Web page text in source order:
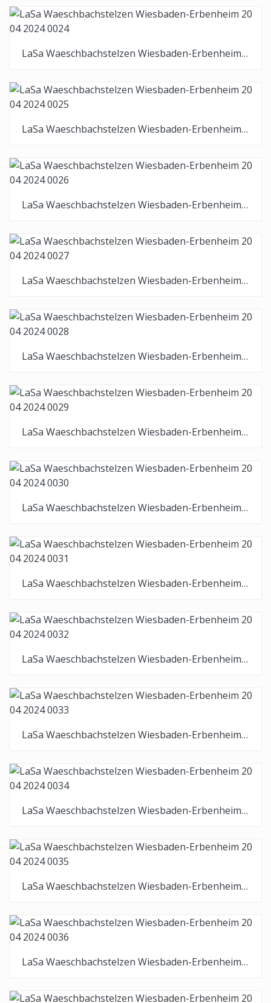
LaSa Waeschbachstelzen Wiesbaden-Erbenheim 20 04 2024 0024
LaSa Waeschbachstelzen Wiesbaden-Erbenheim 20 04 2024 0025
LaSa Waeschbachstelzen Wiesbaden-Erbenheim 20 04 2024 0026
LaSa Waeschbachstelzen Wiesbaden-Erbenheim 20 04 2024 0027
LaSa Waeschbachstelzen Wiesbaden-Erbenheim 20 04 2024 0028
LaSa Waeschbachstelzen Wiesbaden-Erbenheim 20 04 2024 0029
LaSa Waeschbachstelzen Wiesbaden-Erbenheim 20 04 2024 0030
LaSa Waeschbachstelzen Wiesbaden-Erbenheim 20 04 2024 0031
LaSa Waeschbachstelzen Wiesbaden-Erbenheim 20 04 2024 0032
LaSa Waeschbachstelzen Wiesbaden-Erbenheim 20 04 2024 0033
LaSa Waeschbachstelzen Wiesbaden-Erbenheim 20 04 2024 0034
LaSa Waeschbachstelzen Wiesbaden-Erbenheim 20 04 2024 0035
LaSa Waeschbachstelzen Wiesbaden-Erbenheim 20 04 2024 0036